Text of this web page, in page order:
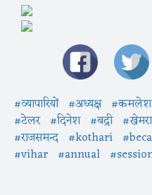
#व्यापारियों #अध्यक्ष #कमलेश
#टेलर #दिनेश #बद्री
#राजसमन्द #kothari
#vihar #annual